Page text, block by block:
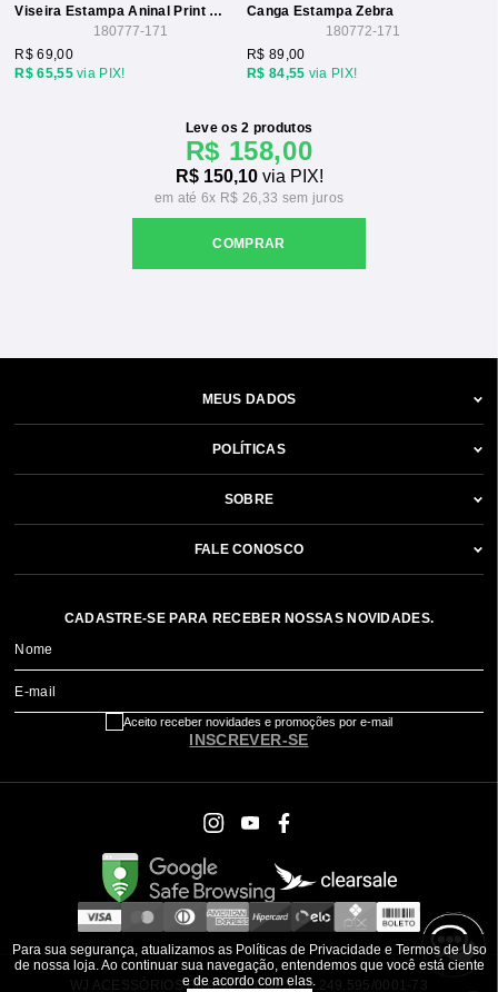
Viseira Estampa Aninal Print Etiqueta Wj
180777-171
R$ 65,55via PIX!
R$ 69,00
Canga Estampa Zebra
180772-171
R$ 84,55 via PIX!
R$ 89,00
Leve os 2 produtos
R$ 158,00
R$ 150,10via PIX!
6x R$ 26,33
MEUS DADOS
POLÍTICAS
SOBRE
FALE CONOSCO
CADASTRE-SE PARA RECEBER NOSSAS NOVIDADES.
Nome
E-mail
INSCREVER-SE
Aceito receber novidades e promoções por e-mail
WJ ACESSÓRIOS BRASIL ® CNPJ: 79.249.595/0001-73
Para sua segurança, atualizamos as Políticas de Privacidade e Termos de Uso
de nossa loja. Ao continuar sua navegação, entendemos que você está ciente
e de acordo com elas.